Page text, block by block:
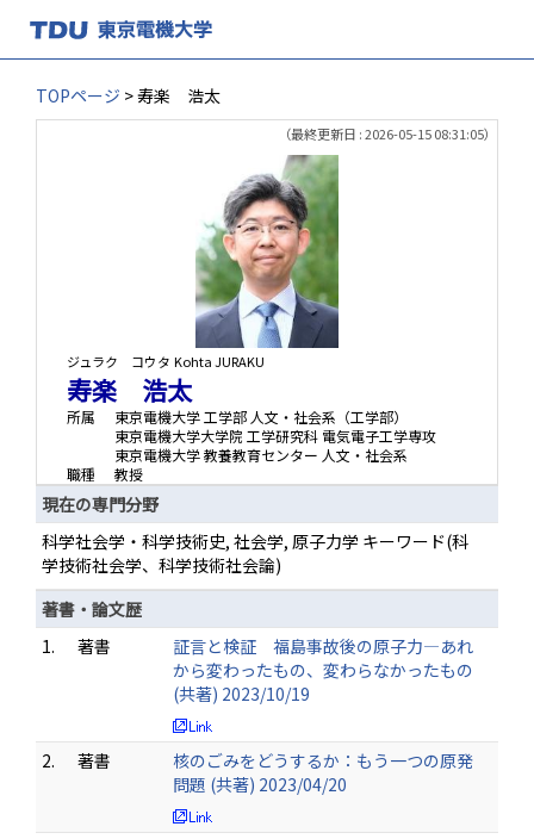
TOPページ > 寿楽 浩太
（最終更新日 : 2026-05-15 08:31:05）
ジュラク コウタ Kohta JURAKU
寿楽 浩太
所属
東京電機大学 工学部 人文・社会系（工学部）
東京電機大学大学院 工学研究科 電気電子工学専攻
東京電機大学 教養教育センター 人文・社会系
職種
教授
現在の専門分野
科学社会学・科学技術史, 社会学, 原子力学 キーワード(科
学技術社会学、科学技術社会論)
著書・論文歴
1.
著書
証言と検証 福島事故後の原子力―あれ
から変わったもの、変わらなかったもの
(共著) 2023/10/19
2. 著書
核のごみをどうするか：もう一つの原発
問題 (共著) 2023/04/20